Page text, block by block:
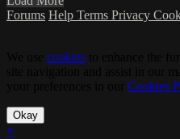
Forums Help Terms Privacy
cookies
Cookies
Okay
×